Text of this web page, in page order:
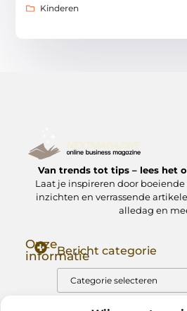
Kinderen
Van trends tot tips – lees het
Laat je inspireren door
inzichten en verrassende
alledag en
Onze
informatieBericht categorie